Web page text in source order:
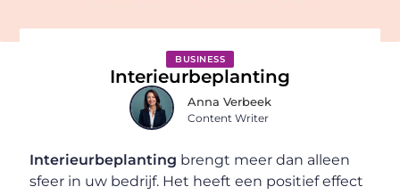
BUSINESS
Interieurbeplanting
Anna Verbeek
Content Writer
Interieurbeplanting brengt meer dan alleen
sfeer in uw bedrijf. Het heeft een positief effect